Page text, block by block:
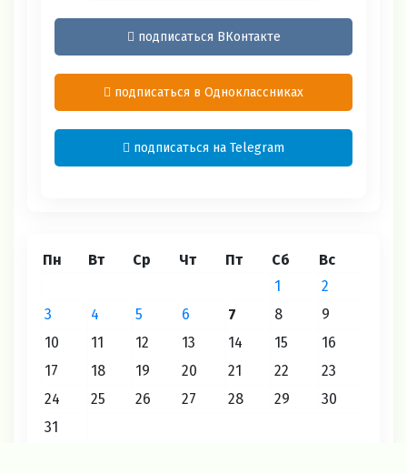
подписаться ВКонтакте
подписаться в Одноклассниках
подписаться на Telegram
Пн Вт Ср Чт Пт Сб Вс
1
2
3
4 5 6 7 8
9
10
11 12 13 14 15
16
17
18 19 20 21 22
23
24
25 26 27 28 29
30
31